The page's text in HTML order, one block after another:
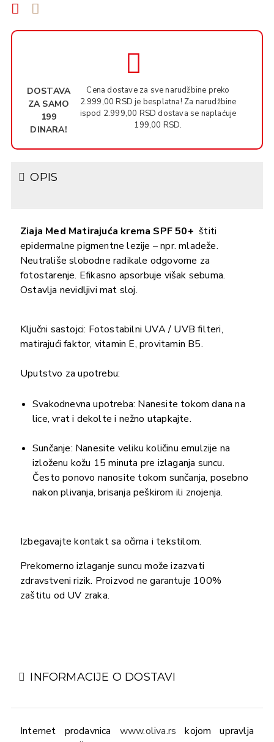
DOSTAVA
ZA SAMO
199
DINARA!
Cena dostave za sve narudžbine preko
2.999,00 RSD je besplatna! Za narudžbine
ispod 2.999,00 RSD dostava se naplaćuje
199,00 RSD.
OPIS
Ziaja Med Matirajuća krema SPF 50+ štiti
epidermalne pigmentne lezije – npr. mladeže.
Neutrališe slobodne radikale odgovorne za
fotostarenje. Efikasno apsorbuje višak sebuma.
Ostavlja nevidljivi mat sloj.
Ključni sastojci: Fotostabilni UVA / UVB filteri,
matirajući faktor, vitamin E, provitamin B5.
Uputstvo za upotrebu:
Svakodnevna upotreba: Nanesite tokom dana na
lice, vrat i dekolte i nežno utapkajte.
Sunčanje: Nanesite veliku količinu emulzije na
izloženu kožu 15 minuta pre izlaganja suncu.
Često ponovo nanosite tokom sunčanja, posebno
nakon plivanja, brisanja peškirom ili znojenja.
Izbegavajte kontakt sa očima i tekstilom.
Prekomerno izlaganje suncu može izazvati
zdravstveni rizik. Proizvod ne garantuje 100%
zaštitu od UV zraka.
INFORMACIJE O DOSTAVI
Internet prodavnica www.oliva.rs kojom upravlja